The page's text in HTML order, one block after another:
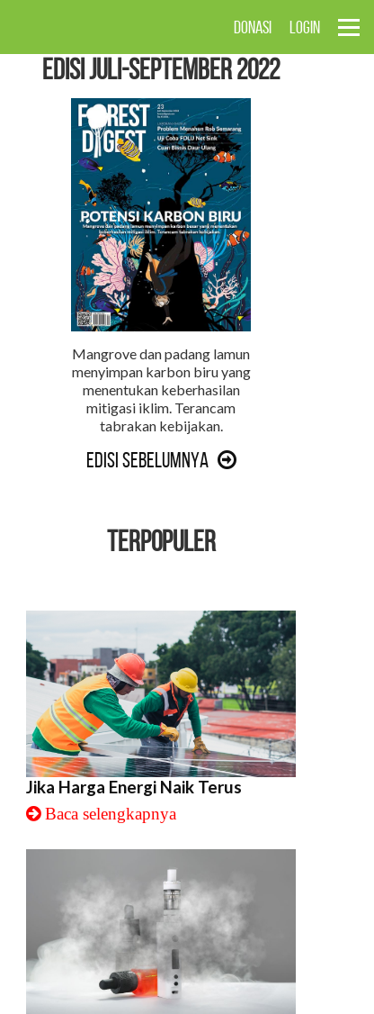
DONASI LOGIN
EDISI Juli-September 2022
Mangrove dan padang lamun
menyimpan karbon biru yang
menentukan keberhasilan
mitigasi iklim. Terancam
tabrakan kebijakan.
Edisi Sebelumnya
TERPOPULER
Jika Harga Energi Naik Terus
Baca selengkapnya